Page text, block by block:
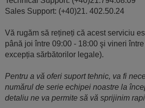
Sales Support: (+40)21. 402.50.24
Vă rugăm să rețineți că acest serviciu
până joi între 09:00 - 18:00 şi vineri
excepția sărbătorilor legale).
Pentru a vă oferi suport tehnic, va fi
numărul de serie echipei noastre la
detaliu ne va permite să vă sprijinim